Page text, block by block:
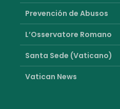
Prevención de Abusos
L’Osservatore Romano
Santa Sede (Vaticano)
Vatican News